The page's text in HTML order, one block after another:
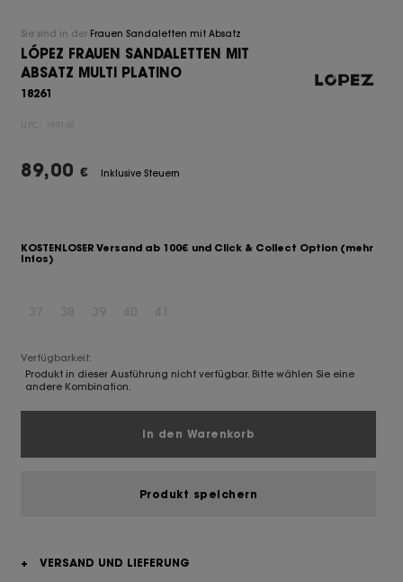
Sie sind in der Frauen Sandaletten mit Absatz
LÓPEZ FRAUEN SANDALETTEN MIT
ABSATZ MULTI PLATINO
18261
UPC: 199160
89,00 € Inklusive Steuern
KOSTENLOSER Versand ab 100€ und Click & Collect Option (mehr
Infos)
Verfügbarkeit:
Produkt in dieser Ausführung nicht verfügbar. Bitte wählen Sie eine
andere Kombination.
In den Warenkorb
Produkt speichern
+
VERSAND UND LIEFERUNG